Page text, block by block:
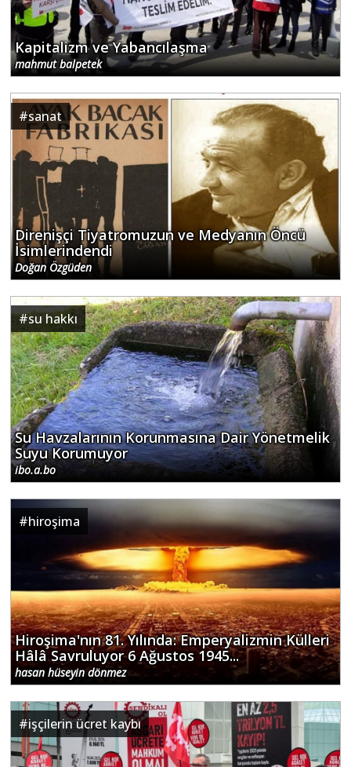
Kapitalizm ve Yabancılaşma
mahmut balpetek
#sanat
Direnişçi Tiyatromuzun ve Medyanın Öncü
İsimlerindendi
Doğan Özgüden
#su hakkı
Su Havzalarının Korunmasına Dair Yönetmelik
Suyu Korumuyor
ibo.a.bo
#hiroşima
Hiroşima'nın 81. Yılında: Emperyalizmin Külleri
Hâlâ Savruluyor 6 Ağustos 1945...
hasan hüseyin dönmez
#işçilerin ücret kaybı